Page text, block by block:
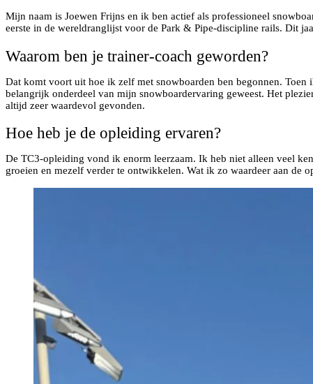
Mijn naam is Joewen Frijns en ik ben actief als professioneel
eerste in de wereldranglijst voor de Park & Pipe-discipline rails. Dit
Waarom ben je trainer-coach geworden?
Dat komt voort uit hoe ik zelf met snowboarden ben begonnen.
belangrijk onderdeel van mijn snowboardervaring geweest. Het
altijd zeer waardevol gevonden.
Hoe heb je de opleiding ervaren?
De TC3-opleiding vond ik enorm leerzaam. Ik heb niet alleen veel
groeien en mezelf verder te ontwikkelen. Wat ik zo waardeer aan de